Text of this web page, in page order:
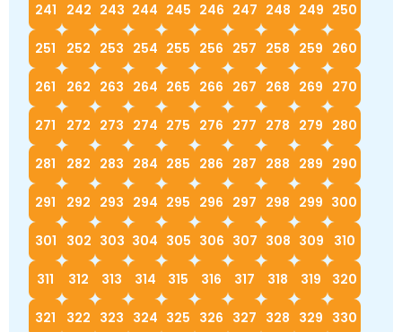
241 242 243 244 245 246 247 248 249 250
251 252 253 254 255 256 257 258 259 260
261 262 263 264 265 266 267 268 269 270
271 272 273 274 275 276 277 278 279 280
281 282 283 284 285 286 287 288 289 290
291 292 293 294 295 296 297 298 299 300
301 302 303 304 305 306 307 308 309 310
311 312 313 314 315 316 317 318 319 320
321 322 323 324 325 326 327 328 329 330